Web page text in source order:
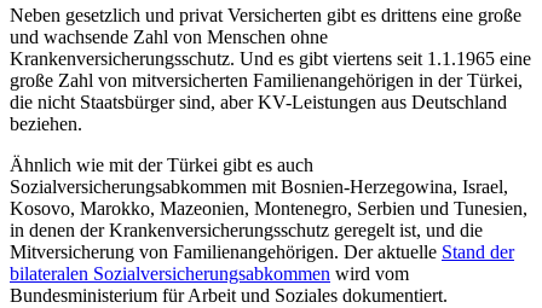
Neben gesetzlich und privat Versicherten gibt es drittens eine große
und wachsende Zahl von Menschen ohne
Krankenversicherungsschutz. Und es gibt viertens seit 1.1.1965 eine
große Zahl von mitversicherten Familienangehörigen in der Türkei,
die nicht Staatsbürger sind, aber KV-Leistungen aus Deutschland
beziehen.
Ähnlich wie mit der Türkei gibt es auch
Sozialversicherungsabkommen mit Bosnien-Herzegowina, Israel,
Kosovo, Marokko, Mazeonien, Montenegro, Serbien und Tunesien,
in denen der Krankenversicherungsschutz geregelt ist, und die
Mitversicherung von Familienangehörigen. Der aktuelle Stand der
bilateralen Sozialversicherungsabkommen wird vom
Bundesministerium für Arbeit und Soziales dokumentiert.